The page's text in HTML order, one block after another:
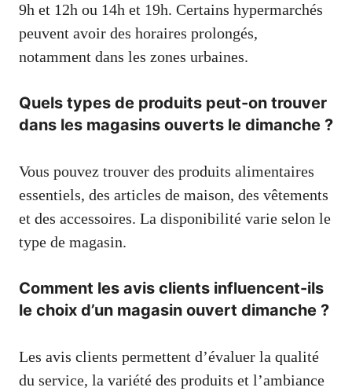
9h et 12h ou 14h et 19h. Certains hypermarchés
peuvent avoir des horaires prolongés,
notamment dans les zones urbaines.
Quels types de produits peut-on trouver
dans les magasins ouverts le dimanche ?
Vous pouvez trouver des produits alimentaires
essentiels, des articles de maison, des vêtements
et des accessoires. La disponibilité varie selon le
type de magasin.
Comment les avis clients influencent-ils
le choix d’un magasin ouvert dimanche ?
Les avis clients permettent d’évaluer la qualité
du service, la variété des produits et l’ambiance